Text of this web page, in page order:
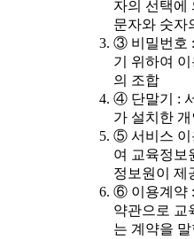
자의 선택에
문자와 숫자
③ 비밀번호
기 위하여
의 조합
④ 단말기 :
가 설치한
⑤ 서비스 이
여 교육정보
정보원이 제
⑥ 이용계약 :
약관으로 교
는 계약을